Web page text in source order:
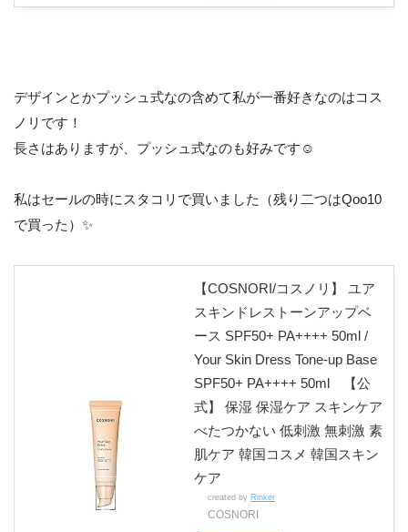
デザインとかプッシュ式なの含めて私が一番好きなのはコス
ノリです！
長さはありますが、プッシュ式なのも好みです☺️
私はセールの時にスタコリで買いました（残り二つはQoo10
で買った）✨
【COSNORI/コスノリ】 ユア
スキンドレストーンアップベ
ース SPF50+ PA++++ 50ml /
Your Skin Dress Tone-up Base
SPF50+ PA++++ 50ml 【公
式】 保湿 保湿ケア スキンケア
べたつかない 低刺激 無刺激 素
肌ケア 韓国コスメ 韓国スキン
ケア
created by Rinker
COSNORI